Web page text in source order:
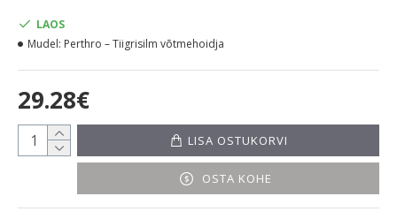
29.28€
LAOS
Mudel: Perthro – Tiigrisilm võtmehoidja
LISA OSTUKORVI
OSTA KOHE